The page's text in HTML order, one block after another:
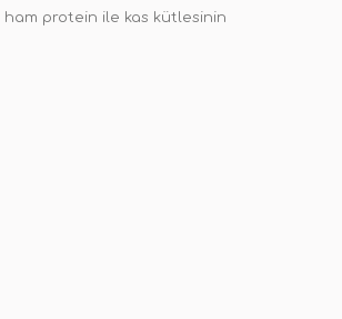
ham protein ile kas kütlesinin